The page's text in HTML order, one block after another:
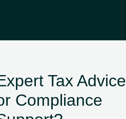
Tax Advice
Compliance